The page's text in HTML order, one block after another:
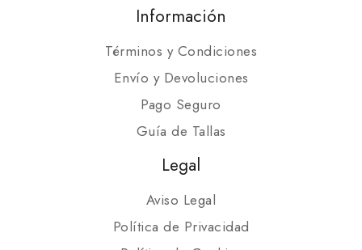
Información
Términos y Condiciones
Envío y Devoluciones
Pago Seguro
Guía de Tallas
Legal
Aviso Legal
Política de Privacidad